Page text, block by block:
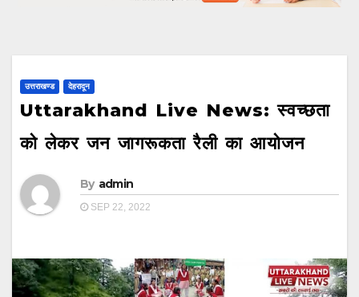
उत्तराखण्ड देहरादून
Uttarakhand Live News: स्वच्छता
को लेकर जन जागरूकता रैली का आयोजन
By admin
SEP 22, 2022